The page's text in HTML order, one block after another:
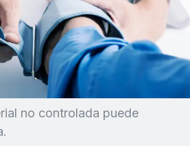
no controlada puede